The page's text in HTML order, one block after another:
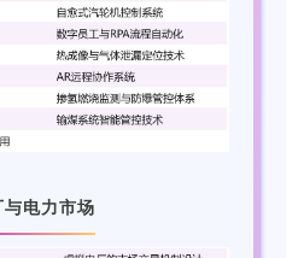
与电力市场